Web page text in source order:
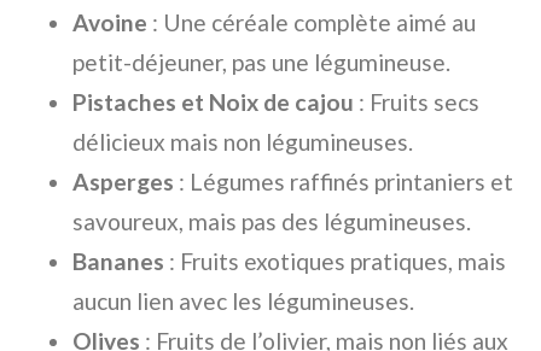
Avoine : Une céréale complète aimé au
petit-déjeuner, pas une légumineuse.
Pistaches et Noix de cajou : Fruits secs
délicieux mais non légumineuses.
Asperges : Légumes raffinés printaniers et
savoureux, mais pas des légumineuses.
Bananes : Fruits exotiques pratiques, mais
aucun lien avec les légumineuses.
Olives : Fruits de l’olivier, mais non liés aux